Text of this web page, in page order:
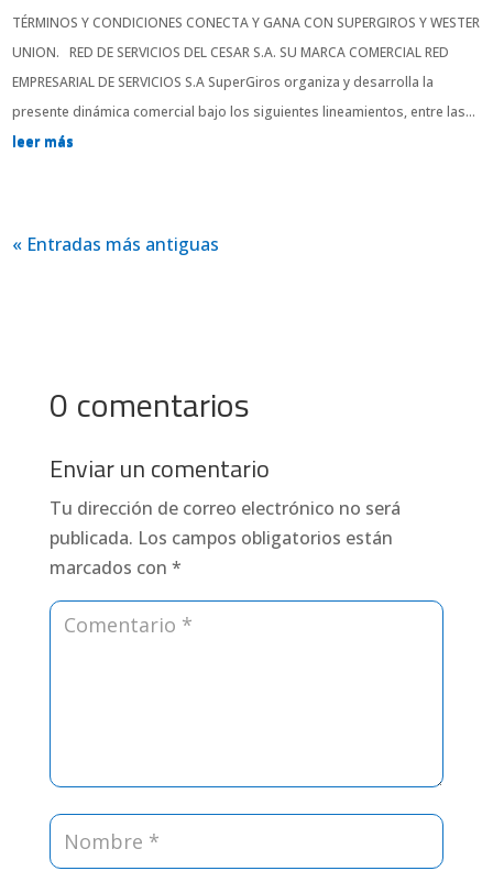
TÉRMINOS Y CONDICIONES CONECTA Y GANA CON SUPERGIROS Y WESTER
UNION. RED DE SERVICIOS DEL CESAR S.A. SU MARCA COMERCIAL RED
EMPRESARIAL DE SERVICIOS S.A SuperGiros organiza y desarrolla la
presente dinámica comercial bajo los siguientes lineamientos, entre las...
leer más
« Entradas más antiguas
0 comentarios
Enviar un comentario
Tu dirección de correo electrónico no será
publicada. Los campos obligatorios están
marcados con *